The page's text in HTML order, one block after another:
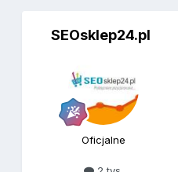
SEOsklep24.pl
Oficjalne